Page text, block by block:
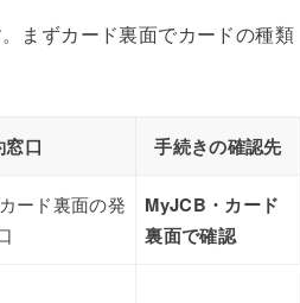
まずカード裏面でカードの種類
窓口 手続きの確認先
ード裏面の発
MyJCB・カード
裏面で確認